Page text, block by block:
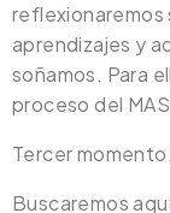
reflexionaremos
aprendizajes y
soñamos. Para
proceso del
Tercer
Buscaremos